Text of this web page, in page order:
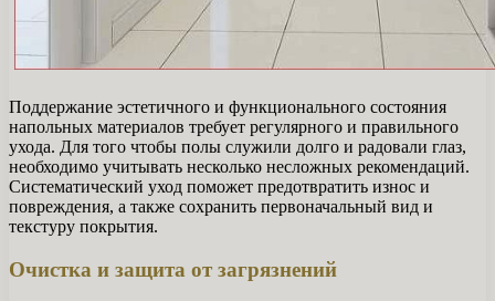
Поддержание эстетичного и функционального состояния
напольных материалов требует регулярного и правильного
ухода. Для того чтобы полы служили долго и радовали глаз,
необходимо учитывать несколько несложных рекомендаций.
Систематический уход поможет предотвратить износ и
повреждения, а также сохранить первоначальный вид и
текстуру покрытия.
Очистка и защита от загрязнений